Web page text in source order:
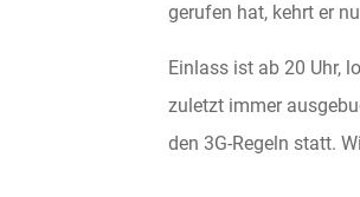
gerufen hat, kehrt er
Einlass ist ab 20 Uhr,
zuletzt immer
den 3G-Regeln statt.